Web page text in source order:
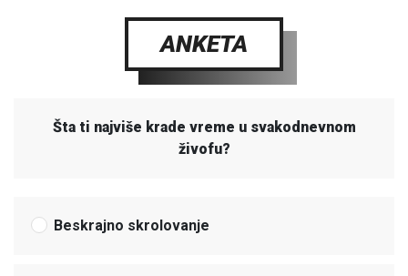
ANKETA
Šta ti najviše krade vreme u svakodnevnom
živofu?
Beskrajno skrolovanje